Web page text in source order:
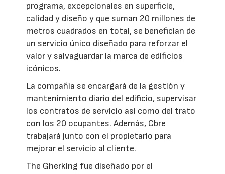
programa, excepcionales en superficie,
calidad y diseño y que suman 20 millones de
metros cuadrados en total, se benefician de
un servicio único diseñado para reforzar el
valor y salvaguardar la marca de edificios
icónicos.
La compañía se encargará de la gestión y
mantenimiento diario del edificio, supervisar
los contratos de servicio así como del trato
con los 20 ocupantes. Además, Cbre
trabajará junto con el propietario para
mejorar el servicio al cliente.
The Gherking fue diseñado por el